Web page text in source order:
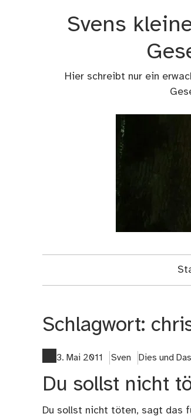
Svens
Hier schreibt nur ein
Schlagwort:
3. Mai 2011 Sven Dies und Das
Du sollst nicht
Du sollst nicht töten, sagt das